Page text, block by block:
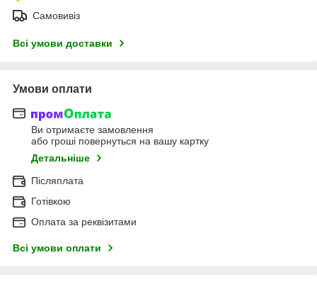
Самовивіз
Всі умови доставки
Умови оплати
Ви отримаєте замовлення
або гроші повернуться на вашу картку
Детальніше
Післяплата
Готівкою
Оплата за реквізитами
Всі умови оплати